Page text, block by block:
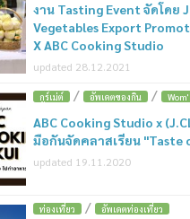
งาน Tasting Event จัดโดย
Vegetables Export
X ABC Cooking Studio
updated 28.12.2021
กูร์เม่ต์ / อัพเดตของกิน /
ABC Cooking Studio x
มือกันจัดคลาสเรียน "Taste
updated 19.11.2020
ท่องเที่ยว / อัพเดตท่องเที่ยว